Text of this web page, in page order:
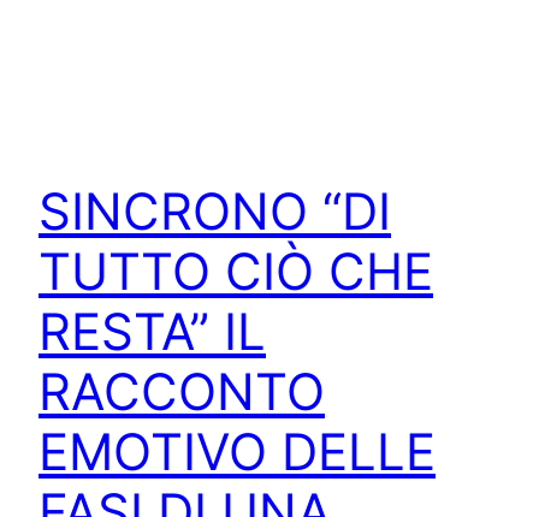
SINCRONO “DI
TUTTO CIÒ CHE
RESTA” IL
RACCONTO
EMOTIVO DELLE